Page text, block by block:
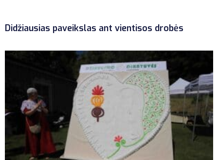
Didžiausias paveikslas ant vientisos drobės